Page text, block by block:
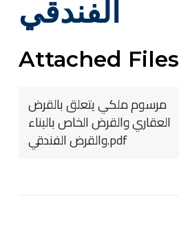
الفندقي
Attached Files
مرسوم ملكي يتعلق بالقرض
العقاري والقرض الخاص بالبناء
والقرض الفندقي.pdf